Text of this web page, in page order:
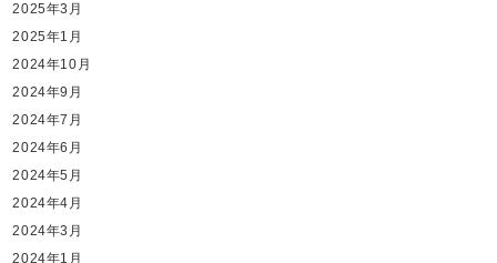
2025年3月
2025年1月
2024年10月
2024年9月
2024年7月
2024年6月
2024年5月
2024年4月
2024年3月
2024年1月